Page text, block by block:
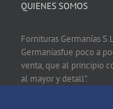
QUIENES SOMOS
Fornituras Germanías
Germaníasfue poco a
venta, que al principio
al mayor y detall".